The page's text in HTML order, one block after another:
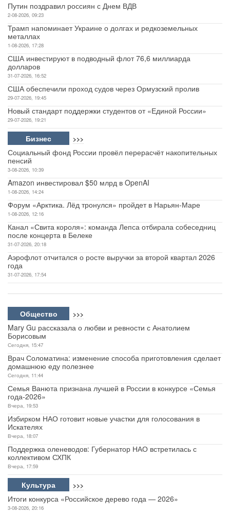
Путин поздравил россиян с Днем ВДВ
2-08-2026, 09:23
Трамп напоминает Украине о долгах и редкоземельных
металлах
1-08-2026, 17:28
США инвестируют в подводный флот 76,6 миллиарда
долларов
31-07-2026, 16:52
США обеспечили проход судов через Ормузский пролив
29-07-2026, 19:45
Новый стандарт поддержки студентов от «Единой России»
29-07-2026, 19:21
Бизнес >>>
Социальный фонд России провёл перерасчёт накопительных
пенсий
3-08-2026, 10:39
Amazon инвестировал $50 млрд в OpenAI
1-08-2026, 14:24
Форум «Арктика. Лёд тронулся» пройдет в Нарьян-Маре
1-08-2026, 12:16
Канал «Свита короля»: команда Лепса отбирала собеседниц
после концерта в Белеке
31-07-2026, 20:18
Аэрофлот отчитался о росте выручки за второй квартал 2026
года
31-07-2026, 17:54
Общество >>>
Mary Gu рассказала о любви и ревности с Анатолием
Борисовым
Сегодня, 15:47
Врач Соломатина: изменение способа приготовления сделает
домашнюю еду полезнее
Сегодня, 11:44
Семья Ванюта признана лучшей в России в конкурсе «Семья
года-2026»
Вчера, 19:53
Избирком НАО готовит новые участки для голосования в
Искателях
Вчера, 18:07
Поддержка оленеводов: Губернатор НАО встретилась с
коллективом СХПК
Вчера, 17:59
Культура >>>
Итоги конкурса «Российское дерево года — 2026»
3-08-2026, 20:16